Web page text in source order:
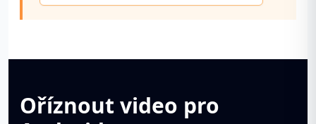
Oříznout video pro